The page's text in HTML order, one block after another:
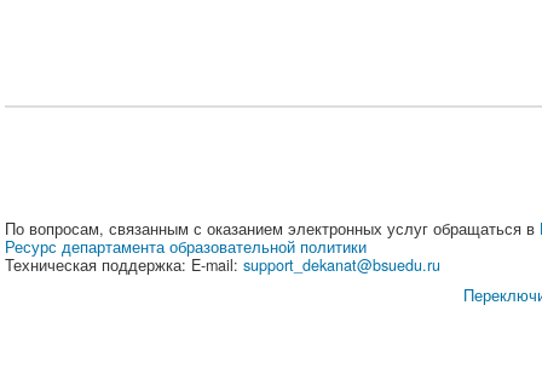
По вопросам, связанным с оказанием электронных услуг обращаться в
Ресурс департамента образовательной политики
Техническая поддержка: E-mail: support_dekanat@bsuedu.ru